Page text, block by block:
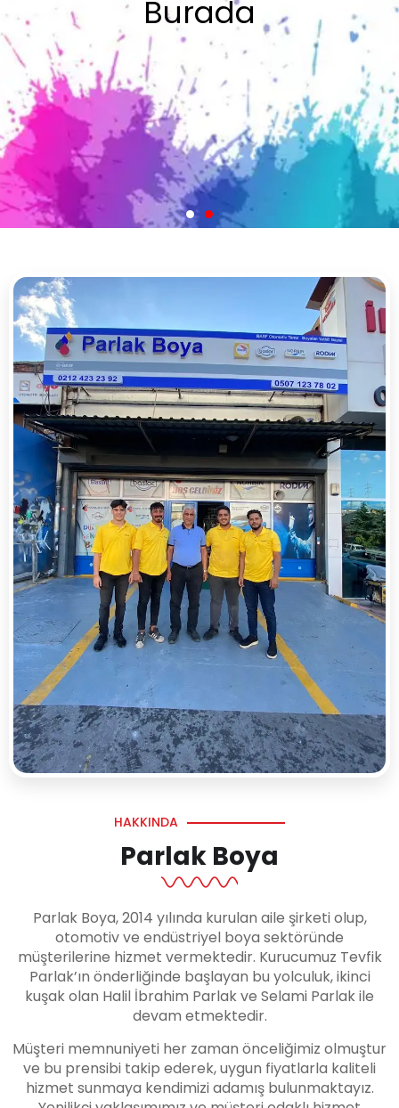
HAKKINDA
Parlak Boya
Parlak Boya, 2014 yılında kurulan aile şirketi olup,
otomotiv ve endüstriyel boya sektöründe
müşterilerine hizmet vermektedir. Kurucumuz Tevfik
Parlak’ın önderliğinde başlayan bu yolculuk, ikinci
kuşak olan Halil İbrahim Parlak ve Selami Parlak ile
devam etmektedir.
Müşteri memnuniyeti her zaman önceliğimiz olmuştur
ve bu prensibi takip ederek, uygun fiyatlarla kaliteli
hizmet sunmaya kendimizi adamış bulunmaktayız.